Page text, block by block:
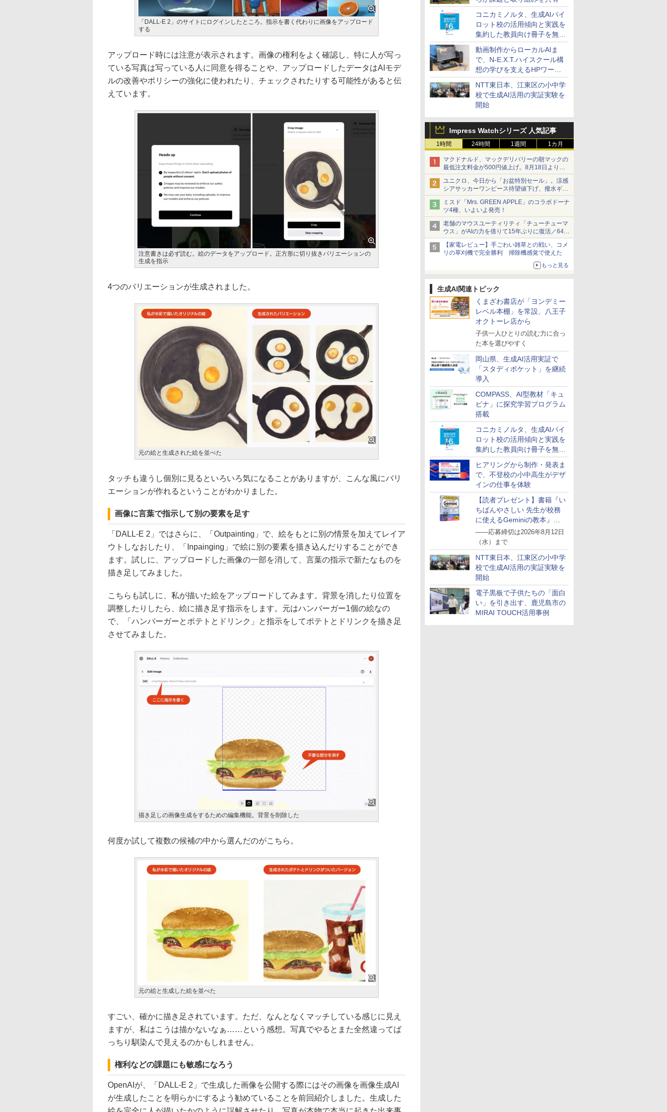
コニカミノルタ、生成AIパイ
ロット校の活用傾向と実践を
集約した教員向け冊子を無料
公開
動画制作からローカルAIま
で、N-E.X.T.ハイスクール構
想の学びを支えるHPワーク
ステーション
NTT東日本、江東区の小中学
校で生成AI活用の実証実験を
開始
Impress Watchシリーズ 人気記事
1時間 24時間 1週間 1カ月
マクドナルド、マックデリバリーの朝マックの
最低注文料金が500円値上げ。8月18日より
1,500円から受付
ユニクロ、今日から「お盆特別セール」。涼感
シアサッカーワンピース待望値下げ、撥水ギア
ショーツは1990円に
ミスド「Mrs. GREEN APPLE」のコラボドーナ
ツ4種、いよいよ発売！
老舗のマウスユーティリティ「チューチューマ
ウス」がAIの力を借りて15年ぶりに復活／64bit
化、Windows 10/11、「Chrome」も走り回
る。復活記念で2026年末まで500円
【家電レビュー】手ごわい雑草との戦い、コメ
リの草刈機で完全勝利 掃除機感覚で使えた
もっと見る
生成AI関連トピック
くまざわ書店が「ヨンデミー
レベル本棚」を常設、八王子
オクトーレ店から
子供一人ひとりの読む力に合っ
た本を選びやすく
岡山県、生成AI活用実証で
「スタディポケット」を継続
導入
COMPASS、AI型教材「キュ
ビナ」に探究学習プログラム
搭載
コニカミノルタ、生成AIパイ
ロット校の活用傾向と実践を
集約した教員向け冊子を無料
公開
ヒアリングから制作・発表ま
で、不登校の小中高生がデザ
インの仕事を体験
【読者プレゼント】書籍『い
ちばんやさしい 先生が校務
に使えるGeminiの教本』を
抽選で5名様にプレゼント
――応募締切は2026年8月12日
（水）まで
NTT東日本、江東区の小中学
校で生成AI活用の実証実験を
開始
電子黒板で子供たちの「面白
い」を引き出す、鹿児島市の
MIRAI TOUCH活用事例
「DALL-E 2」のサイトにログインしたところ。指示を書く代わりに画像をアップロード
する
アップロード時には注意が表示されます。画像の権利をよく確認し、特に人が写っ
ている写真は写っている人に同意を得ることや、アップロードしたデータはAIモデ
ルの改善やポリシーの強化に使われたり、チェックされたりする可能性があると伝
えています。
注意書きは必ず読む。絵のデータをアップロード。正方形に切り抜きバリエーションの
生成を指示
4つのバリエーションが生成されました。
元の絵と生成された絵を並べた
タッチも違うし個別に見るといろいろ気になることがありますが、こんな風にバリ
エーションが作れるということがわかりました。
画像に言葉で指示して別の要素を足す
「DALL-E 2」ではさらに、「Outpainting」で、絵をもとに別の情景を加えてレイア
ウトしなおしたり、「Inpainging」で絵に別の要素を描き込んだりすることができ
ます。試しに、アップロードした画像の一部を消して、言葉の指示で新たなものを
描き足してみました。
こちらも試しに、私が描いた絵をアップロードしてみます。背景を消したり位置を
調整したりしたら、絵に描き足す指示をします。元はハンバーガー1個の絵なの
で、「ハンバーガーとポテトとドリンク」と指示をしてポテトとドリンクを描き足
させてみました。
描き足しの画像生成をするための編集機能。背景を削除した
何度か試して複数の候補の中から選んだのがこちら。
元の絵と生成した絵を並べた
すごい、確かに描き足されています。ただ、なんとなくマッチしている感じに見え
ますが、私はこうは描かないなぁ……という感想。写真でやるとまた全然違ってば
っちり馴染んで見えるのかもしれません。
権利などの課題にも敏感になろう
OpenAIが、「DALL-E 2」で生成した画像を公開する際にはその画像を画像生成AI
が生成したことを明らかにするよう勧めていることを前回紹介しました。生成した